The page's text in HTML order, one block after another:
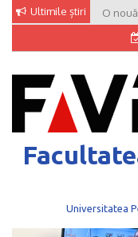
Skip
content
Ultimile știri O
Universitatea